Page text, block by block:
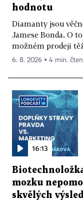
hodnotu
Diamanty jsou
Jamese Bonda. O
možném prodeji
6. 8. 2026 ▪ 4 min.
16:13
mozku
skvělých